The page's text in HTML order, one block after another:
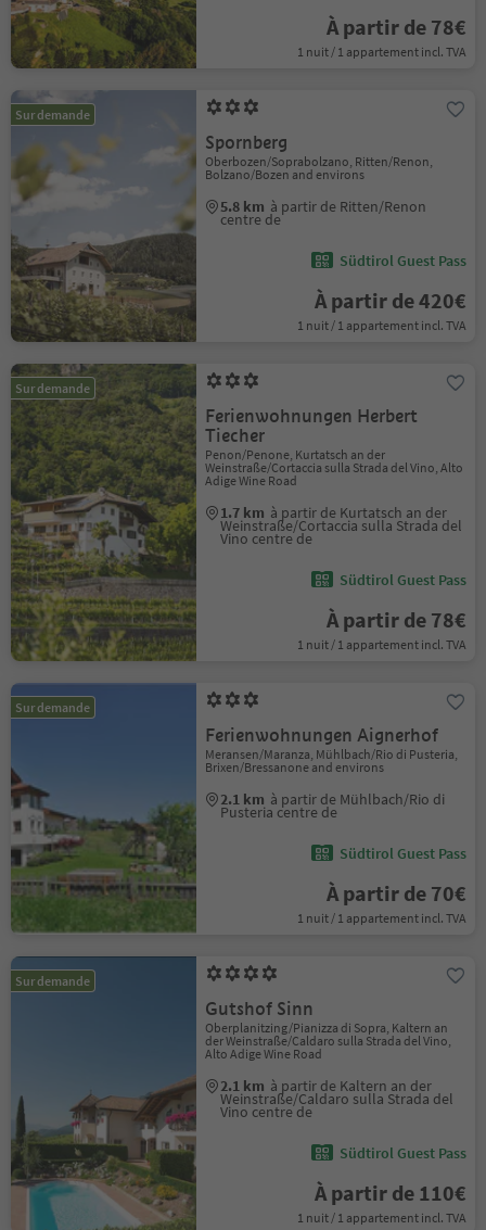
À partir de 78€
1 nuit / 1 appartement incl. TVA
Sur demande
Spornberg
Oberbozen/Soprabolzano, Ritten/Renon,
Bolzano/Bozen and environs
5.8 km à partir de Ritten/Renon
centre de
Südtirol Guest Pass
À partir de 420€
1 nuit / 1 appartement incl. TVA
Sur demande
Ferienwohnungen Herbert
Tiecher
Penon/Penone, Kurtatsch an der
Weinstraße/Cortaccia sulla Strada del Vino, Alto
Adige Wine Road
1.7 km à partir de Kurtatsch an der
Weinstraße/Cortaccia sulla Strada del
Vino centre de
Südtirol Guest Pass
À partir de 78€
1 nuit / 1 appartement incl. TVA
Sur demande
Ferienwohnungen Aignerhof
Meransen/Maranza, Mühlbach/Rio di Pusteria,
Brixen/Bressanone and environs
2.1 km à partir de Mühlbach/Rio di
Pusteria centre de
Südtirol Guest Pass
À partir de 70€
1 nuit / 1 appartement incl. TVA
Sur demande
Gutshof Sinn
Oberplanitzing/Pianizza di Sopra, Kaltern an
der Weinstraße/Caldaro sulla Strada del Vino,
Alto Adige Wine Road
2.1 km à partir de Kaltern an der
Weinstraße/Caldaro sulla Strada del
Vino centre de
Südtirol Guest Pass
À partir de 110€
1 nuit / 1 appartement incl. TVA